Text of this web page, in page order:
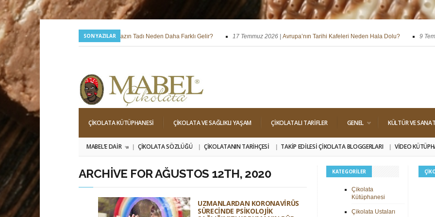
SON YAZILAR
24 Temmuz 2026 |Yazın Tadı Neden Daha Farklı Gelir? 17 Temmuz 2026 |Avrupa’nın Tarihi Kafeleri Neden Hala Dolu? 9
6 Mayıs 2026 |Hıdırellez; Dilek, Niyet ve Baharı Karşılama Hissi 29 Nisan 2026 |Dört Klasik Dolgu: Pralin, Ganaj, Krokant ve Trüf
ÇIKOLATA KÜTÜPHANESI ÇIKOLATA VE SAĞLIKLI YAŞAM ÇIKOLATALI TARIFLER GENEL KÜLTÜR VE SANAT
MABEL’E DAIR » ÇIKOLATA SÖZLÜĞÜ ÇIKOLATANIN TARIHÇESI TAKIP EDILESI ÇIKOLATA BLOGGERLARI VIDEO
ARCHIVE FOR AĞUSTOS 12TH, 2020
UZMANLARDAN KORONAVIRÜS
SÜRECINDE PSIKOLOJIK
KATEGORILER
Çikolata
Kütüphanesi
Çikolata Ustaları